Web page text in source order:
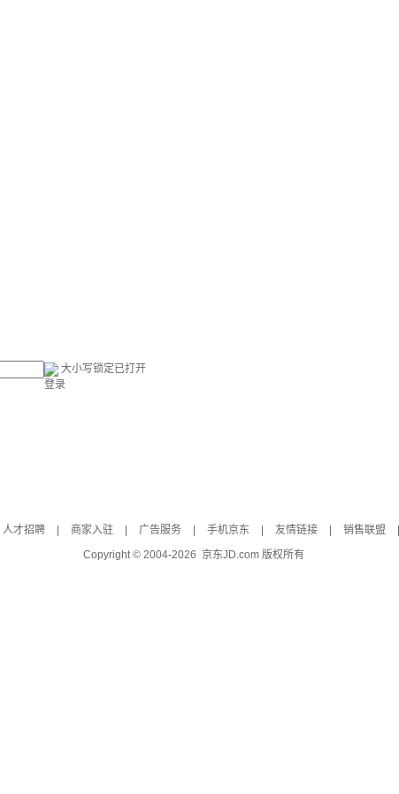
大小写锁定已打开
登录
人才招聘 商家入驻 广告服务 手机京东 友情链接 销售联盟
Copyright © 2004-2026 京东JD.com 版权所有